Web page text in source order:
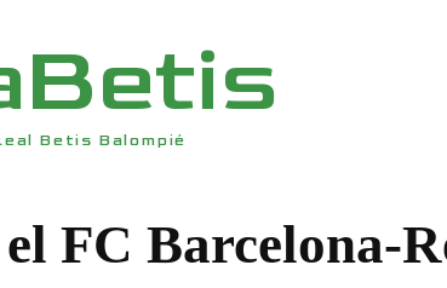
Betis Balompié
FC Barcelona-